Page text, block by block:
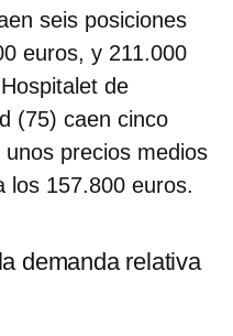
seis posiciones
euros, y 211.000
de
(75) caen cinco
precios medios
los 157.800 euros.
demanda relativa